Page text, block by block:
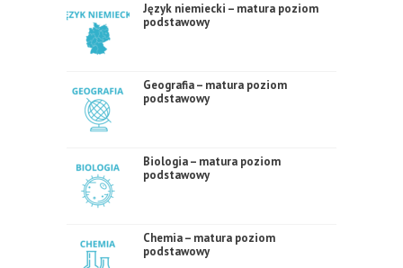
Język niemiecki – matura poziom
podstawowy
Geografia – matura poziom
podstawowy
Biologia – matura poziom
podstawowy
Chemia – matura poziom
podstawowy